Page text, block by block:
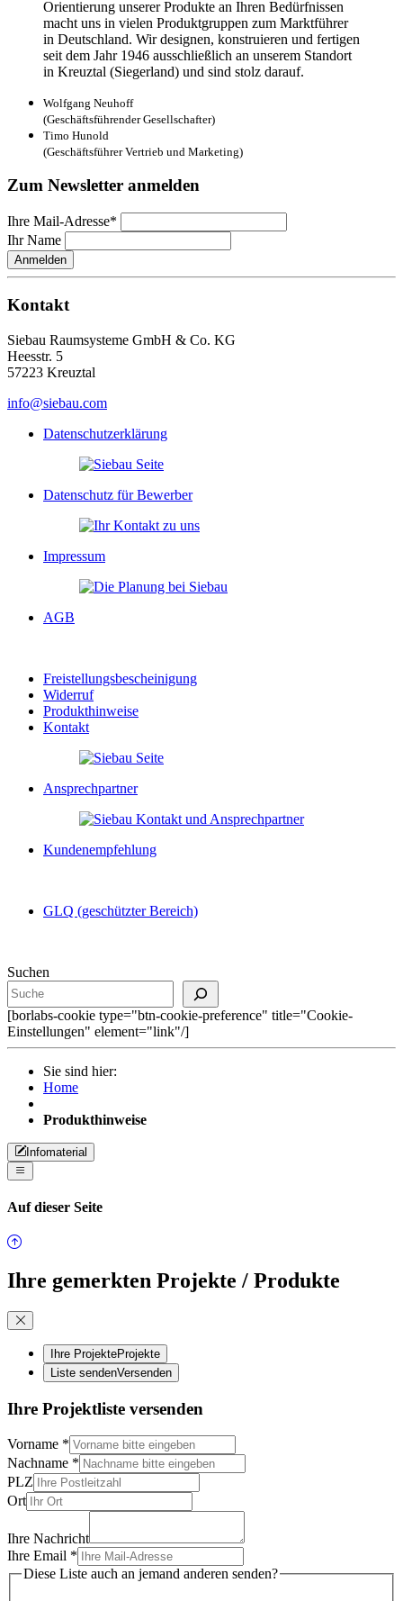
Orientierung unserer Produkte an Ihren Bedürfnissen
macht uns in vielen Produktgruppen zum Marktführer
in Deutschland. Wir designen, konstruieren und fertigen
seit dem Jahr 1946 ausschließlich an unserem Standort
in Kreuztal (Siegerland) und sind stolz darauf.
Wolfgang Neuhoff
(Geschäftsführender Gesellschafter)
Timo Hunold
(Geschäftsführer Vertrieb und Marketing)
Zum Newsletter anmelden
Ihre Mail-Adresse*
Ihr Name
Anmelden
Kontakt
Siebau Raumsysteme GmbH & Co. KG
Heesstr. 5
57223 Kreuztal
info@siebau.com
Datenschutzerklärung
Datenschutz für Bewerber
Impressum
AGB
Freistellungsbescheinigung
Widerruf
Produkthinweise
Kontakt
Ansprechpartner
Kundenempfehlung
GLQ (geschützter Bereich)
Suchen
[borlabs-cookie type="btn-cookie-preference" title="Cookie-
Einstellungen" element="link"/]
Sie sind hier:
Home
Produkthinweise
Infomaterial
Auf dieser Seite
Ihre gemerkten Projekte / Produkte
Ihre ProjekteProjekte
Liste sendenVersenden
Ihre Projektliste versenden
Vorname *
Nachname *
PLZ
Ort
Ihre Nachricht
Ihre Email *
Diese Liste auch an jemand anderen senden?